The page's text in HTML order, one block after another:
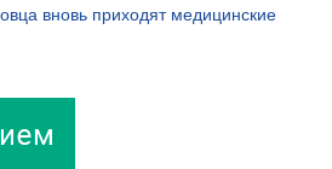
вновь приходят медицинские